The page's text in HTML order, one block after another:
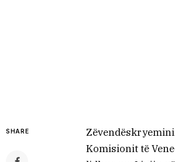
SHARE
Komisionit të